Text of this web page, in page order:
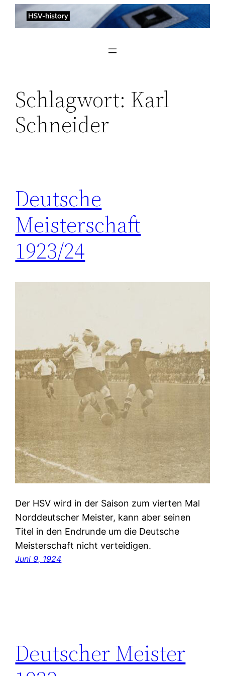
Zum
Inhalt
Schlagwort: Karl
Schneider
Deutsche
Meisterschaft
1923/24
Der HSV wird in der Saison zum vierten Mal
Norddeutscher Meister, kann aber seinen
Titel in den Endrunde um die Deutsche
Meisterschaft nicht verteidigen.
Juni 9, 1924
Deutscher Meister